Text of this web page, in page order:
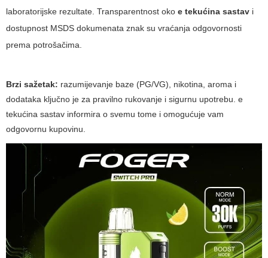
laboratorijske rezultate. Transparentnost oko e tekućina sastav​ i
dostupnost MSDS dokumenata znak su vraćanja odgovornosti
prema potrošačima.
Brzi sažetak: razumijevanje baze (PG/VG), nikotina, aroma i
dodataka ključno je za pravilno rukovanje i sigurnu upotrebu. e
tekućina sastav​ informira o svemu tome i omogućuje vam
odgovornu kupovinu.